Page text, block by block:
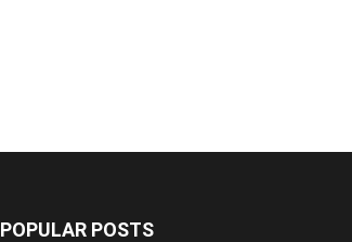
POPULAR POSTS